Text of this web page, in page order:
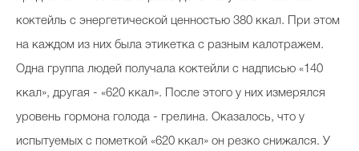
коктейль с энергетической ценностью 380 ккал. При этом
на каждом из них была этикетка с разным калотражем.
Одна группа людей получала коктейли с надписью «140
ккал», другая - «620 ккал». После этого у них измерялся
уровень гормона голода - грелина. Оказалось, что у
испытуемых с пометкой «620 ккал» он резко снижался. У